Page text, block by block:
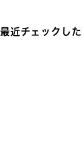
最近チェックし